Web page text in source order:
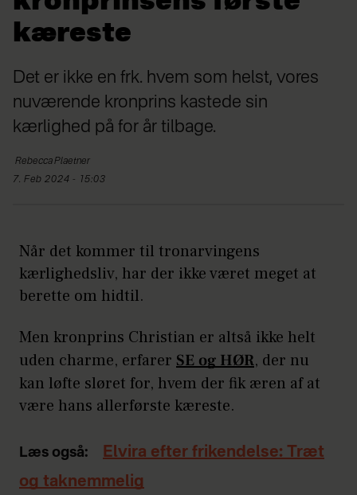
kæreste
Det er ikke en frk. hvem som helst, vores
nuværende kronprins kastede sin
kærlighed på for år tilbage.
RebeccaPlaetner
7. Feb 2024 - 15:03
Når det kommer til tronarvingens
kærlighedsliv, har der ikke været meget at
berette om hidtil.
Men kronprins Christian er altså ikke helt
uden charme, erfarer SE og HØR, der nu
kan løfte sløret for, hvem der fik æren af at
være hans allerførste kæreste.
Læs også:
Elvira efter frikendelse: Træt
og taknemmelig